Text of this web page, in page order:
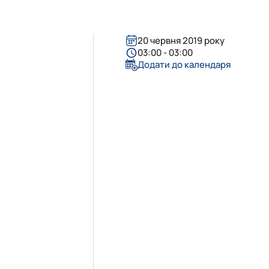
20 червня 2019 року
03:00 - 03:00
Додати до календаря